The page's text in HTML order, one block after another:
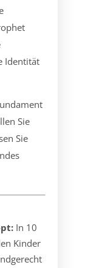
Identität
Sie
Sie
In 10
Kinder